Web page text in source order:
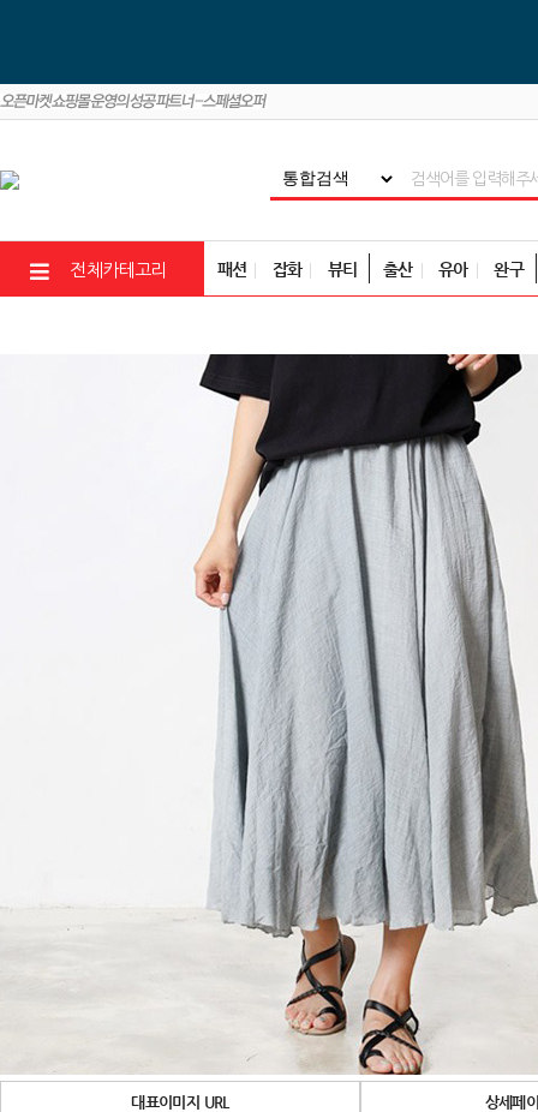
전체카테고리 패션 잡화 뷰티 출산 유아 완구
대표이미지 URL 상세페